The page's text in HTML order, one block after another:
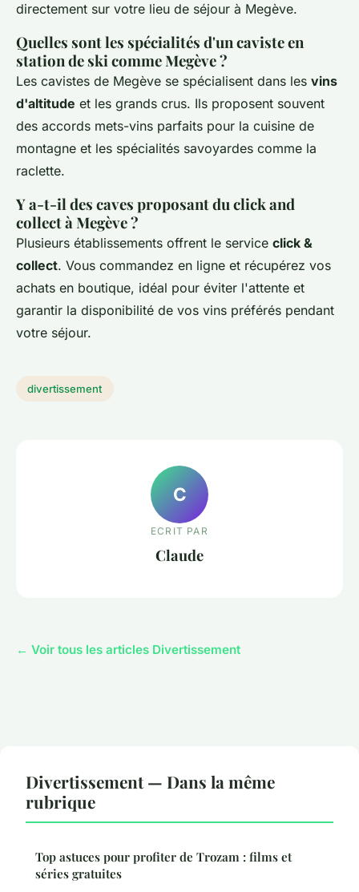
directement sur votre lieu de séjour à Megève.
Quelles sont les spécialités d'un caviste en
station de ski comme Megève ?
Les cavistes de Megève se spécialisent dans les vins
d'altitude et les grands crus. Ils proposent souvent
des accords mets-vins parfaits pour la cuisine de
montagne et les spécialités savoyardes comme la
raclette.
Y a-t-il des caves proposant du click and
collect à Megève ?
Plusieurs établissements offrent le service click &
collect. Vous commandez en ligne et récupérez vos
achats en boutique, idéal pour éviter l'attente et
garantir la disponibilité de vos vins préférés pendant
votre séjour.
divertissement
C
ECRIT PAR
Claude
← Voir tous les articles Divertissement
Divertissement — Dans la même
rubrique
Top astuces pour profiter de Trozam : films et
séries gratuites